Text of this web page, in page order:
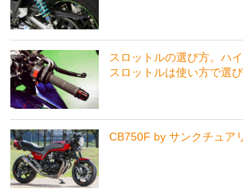
スロットルの選び方。ハ
スロットルは使い方で選
CB750F by サンクチュア